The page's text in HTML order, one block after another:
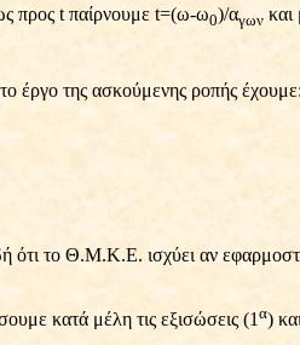
προς t παίρνουμε t=(ω-ω0)/αγων και
έργο της ασκούμενης ροπής έχουμε:
ότι το Θ.Μ.Κ.Ε. ισχύει αν
κατά μέλη τις εξισώσεις (1 α)